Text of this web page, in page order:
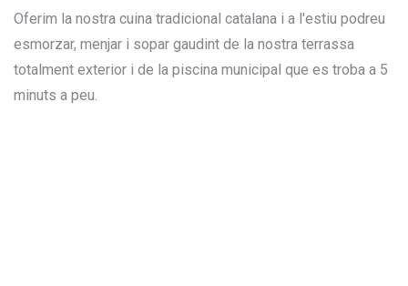
Oferim la nostra cuina tradicional catalana i a l'estiu podreu
esmorzar, menjar i sopar gaudint de la nostra terrassa
totalment exterior i de la piscina municipal que es troba a 5
minuts a peu.